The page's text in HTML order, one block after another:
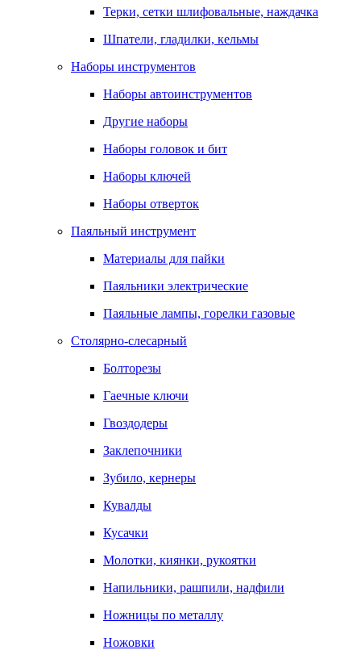
Терки, сетки шлифовальные, наждачка
Шпатели, гладилки, кельмы
Наборы инструментов
Наборы автоинструментов
Другие наборы
Наборы головок и бит
Наборы ключей
Наборы отверток
Паяльный инструмент
Материалы для пайки
Паяльники электрические
Паяльные лампы, горелки газовые
Столярно-слесарный
Болторезы
Гаечные ключи
Гвоздодеры
Заклепочники
Зубило, кернеры
Кувалды
Кусачки
Молотки, киянки, рукоятки
Напильники, рашпили, надфили
Ножницы по металлу
Ножовки